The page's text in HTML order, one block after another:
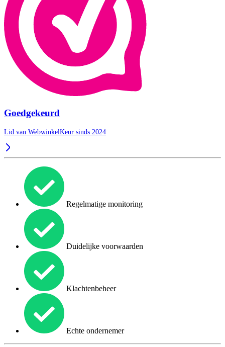
Goedgekeurd
Lid van WebwinkelKeur sinds 2024
Regelmatige monitoring
Duidelijke voorwaarden
Klachtenbeheer
Echte ondernemer